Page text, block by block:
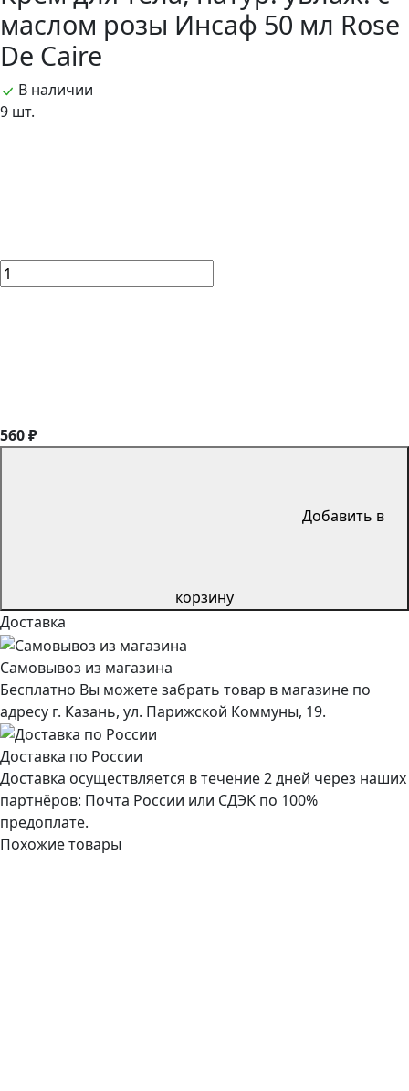
маслом розы Инсаф 50 мл Rose
De Caire
В наличии
9 шт.
560 ₽
Добавить в
корзину
Доставка
Самовывоз из магазина
Бесплатно Вы можете забрать товар в магазине по
адресу г. Казань, ул. Парижской Коммуны, 19.
Доставка по России
Доставка осуществляется в течение 2 дней через наших
партнёров: Почта России или СДЭК по 100%
предоплате.
Похожие товары